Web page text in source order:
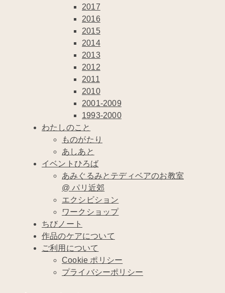
2017
2016
2015
2014
2013
2012
2011
2010
2001-2009
1993-2000
わたしのこと
ものがたり
あしあと
イベントひろば
あみぐるみとテディベアのお教室
@ パリ近郊
エクシビション
ワークショップ
ちびノート
作品のケアについて
ご利用について
Cookie ポリシー
プライバシーポリシー